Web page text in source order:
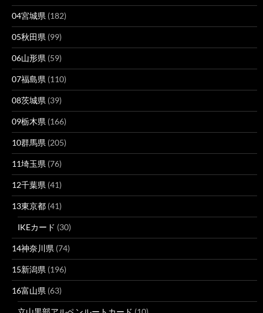
04宮城県 (182)
05秋田県 (99)
06山形県 (59)
07福島県 (110)
08茨城県 (39)
09栃木県 (166)
10群馬県 (205)
11埼玉県 (76)
12千葉県 (41)
13東京都 (41)
IKEカード (30)
14神奈川県 (74)
15新潟県 (196)
16富山県 (63)